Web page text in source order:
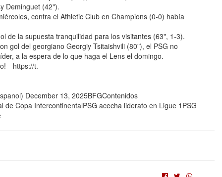
Deminguet (42").
contra el Athletic Club en Champions (0-0) había
de la supuesta tranquilidad para los visitantes (63", 1-3).
gol del georgiano Georgiy Tsitaishvili (80"), el PSG no
a la espera de lo que haga el Lens el domingo.
--https://t.
December 13, 2025BFGContenidos
Copa IntercontinentalPSG acecha liderato en Ligue 1PSG